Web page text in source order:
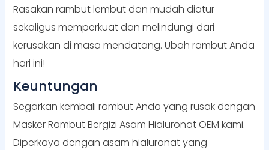
Rasakan rambut lembut dan mudah diatur
sekaligus memperkuat dan melindungi dari
kerusakan di masa mendatang. Ubah rambut Anda
hari ini!
Keuntungan
Segarkan kembali rambut Anda yang rusak dengan
Masker Rambut Bergizi Asam Hialuronat OEM kami.
Diperkaya dengan asam hialuronat yang